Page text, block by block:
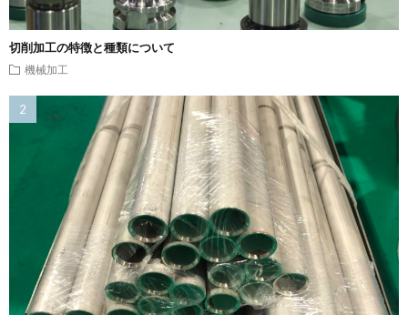
切削加工の特徴と種類について
機械加工